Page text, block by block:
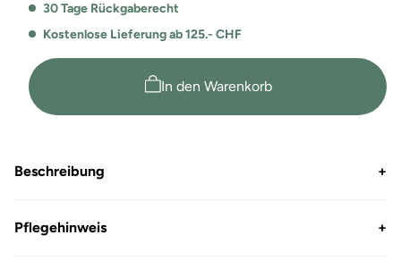
30 Tage Rückgaberecht
Kostenlose Lieferung ab 125.- CHF
In den Warenkorb
Beschreibung +
Pflegehinweis +